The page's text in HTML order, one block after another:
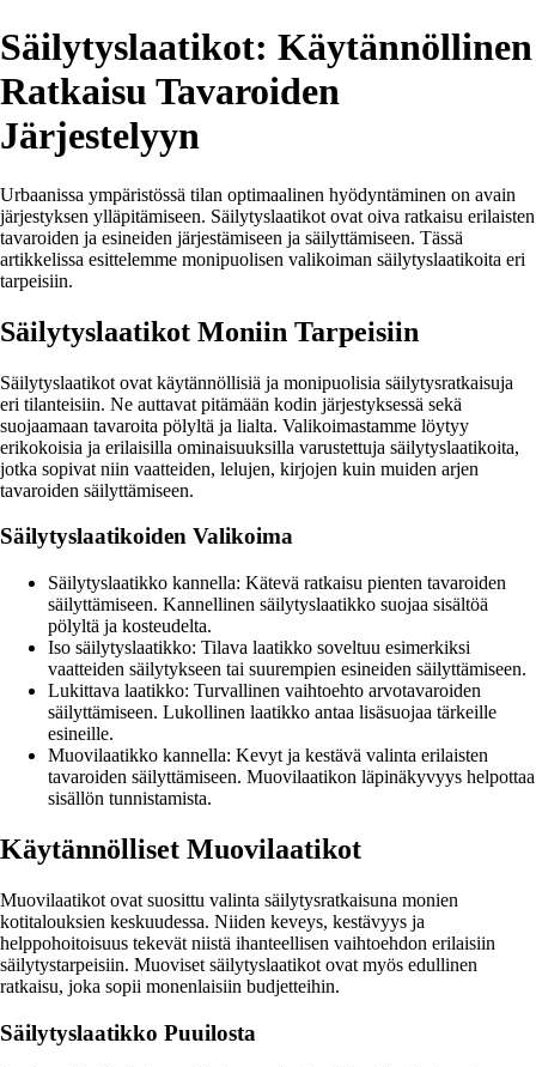
Säilytyslaatikot: Käytännöllinen
Ratkaisu Tavaroiden
Järjestelyyn
Urbaanissa ympäristössä tilan optimaalinen hyödyntäminen on avain
järjestyksen ylläpitämiseen. Säilytyslaatikot ovat oiva ratkaisu erilaisten
tavaroiden ja esineiden järjestämiseen ja säilyttämiseen. Tässä
artikkelissa esittelemme monipuolisen valikoiman säilytyslaatikoita eri
tarpeisiin.
Säilytyslaatikot Moniin Tarpeisiin
Säilytyslaatikot ovat käytännöllisiä ja monipuolisia säilytysratkaisuja
eri tilanteisiin. Ne auttavat pitämään kodin järjestyksessä sekä
suojaamaan tavaroita pölyltä ja lialta. Valikoimastamme löytyy
erikokoisia ja erilaisilla ominaisuuksilla varustettuja säilytyslaatikoita,
jotka sopivat niin vaatteiden, lelujen, kirjojen kuin muiden arjen
tavaroiden säilyttämiseen.
Säilytyslaatikoiden Valikoima
Säilytyslaatikko kannella: Kätevä ratkaisu pienten tavaroiden
säilyttämiseen. Kannellinen säilytyslaatikko suojaa sisältöä
pölyltä ja kosteudelta.
Iso säilytyslaatikko: Tilava laatikko soveltuu esimerkiksi
vaatteiden säilytykseen tai suurempien esineiden säilyttämiseen.
Lukittava laatikko: Turvallinen vaihtoehto arvotavaroiden
säilyttämiseen. Lukollinen laatikko antaa lisäsuojaa tärkeille
esineille.
Muovilaatikko kannella: Kevyt ja kestävä valinta erilaisten
tavaroiden säilyttämiseen. Muovilaatikon läpinäkyvyys helpottaa
sisällön tunnistamista.
Käytännölliset Muovilaatikot
Muovilaatikot ovat suosittu valinta säilytysratkaisuna monien
kotitalouksien keskuudessa. Niiden keveys, kestävyys ja
helppohoitoisuus tekevät niistä ihanteellisen vaihtoehdon erilaisiin
säilytystarpeisiin. Muoviset säilytyslaatikot ovat myös edullinen
ratkaisu, joka sopii monenlaisiin budjetteihin.
Säilytyslaatikko Puuilosta